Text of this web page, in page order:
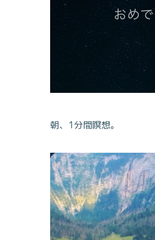
朝、1分間瞑想。